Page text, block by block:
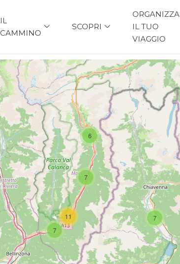
IL
CAMMINO
SCOPRI
ORGANIZZA
IL TUO
VIAGGIO
7
7
11
7
6